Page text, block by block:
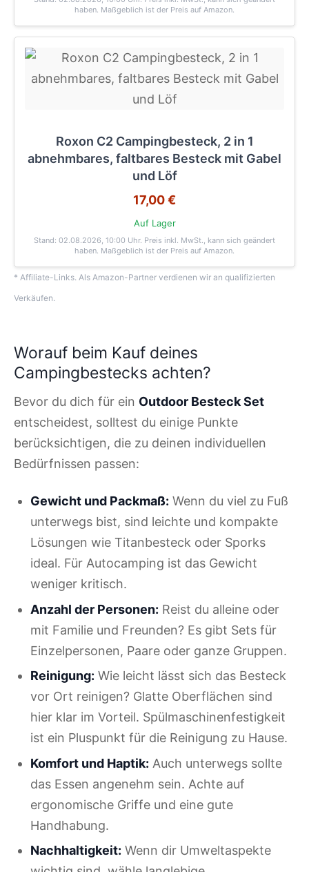
haben. Maßgeblich ist der Preis auf Amazon.
Roxon C2 Campingbesteck, 2 in 1
abnehmbares, faltbares Besteck mit Gabel
und Löf
17,00 €
Auf Lager
Stand: 02.08.2026, 10:00 Uhr. Preis inkl. MwSt., kann sich geändert
haben. Maßgeblich ist der Preis auf Amazon.
* Affiliate-Links. Als Amazon-Partner verdienen wir an qualifizierten
Verkäufen.
Worauf beim Kauf deines
Campingbestecks achten?
Bevor du dich für ein Outdoor Besteck Set
entscheidest, solltest du einige Punkte
berücksichtigen, die zu deinen individuellen
Bedürfnissen passen:
Gewicht und Packmaß: Wenn du viel zu Fuß
unterwegs bist, sind leichte und kompakte
Lösungen wie Titanbesteck oder Sporks
ideal. Für Autocamping ist das Gewicht
weniger kritisch.
Anzahl der Personen: Reist du alleine oder
mit Familie und Freunden? Es gibt Sets für
Einzelpersonen, Paare oder ganze Gruppen.
Reinigung: Wie leicht lässt sich das Besteck
vor Ort reinigen? Glatte Oberflächen sind
hier klar im Vorteil. Spülmaschinenfestigkeit
ist ein Pluspunkt für die Reinigung zu Hause.
Komfort und Haptik: Auch unterwegs sollte
das Essen angenehm sein. Achte auf
ergonomische Griffe und eine gute
Handhabung.
Nachhaltigkeit: Wenn dir Umweltaspekte